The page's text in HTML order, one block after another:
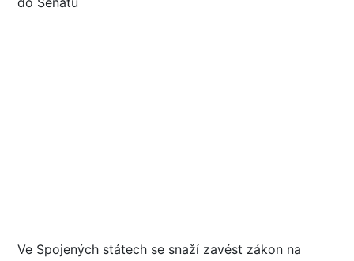
Ve Spojených státech se snaží zavést zákon na